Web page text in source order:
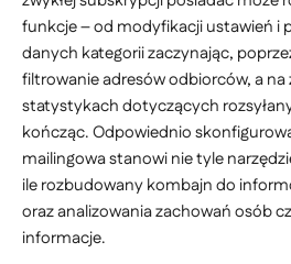
funkcje – od modyfikacji ustawień i
danych kategorii zaczynając,
filtrowanie adresów odbiorców, a
statystykach dotyczących
kończąc. Odpowiednio
mailingowa stanowi nie tyle
ile rozbudowany kombajn do
oraz analizowania zachowań osób
informacje.